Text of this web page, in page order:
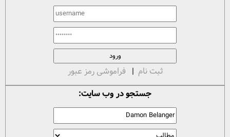
ثبت نام | فراموشی رمز عبور
جستجو در وب سایت: